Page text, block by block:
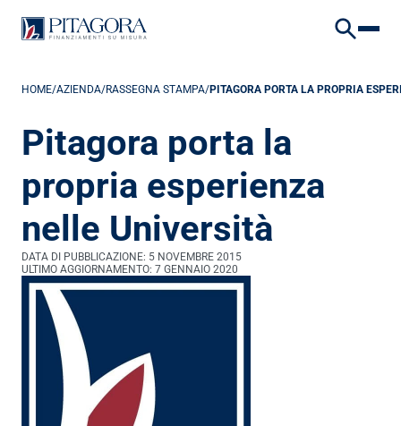
VAI AL CONTENUTO
VAI AL FOOTER
HOME/AZIENDA/RASSEGNA STAMPA/PITAGORA PORTA LA PROPRIA
Pitagora porta la
propria esperienza
nelle Università
DATA DI PUBBLICAZIONE: 5 NOVEMBRE 2015
ULTIMO AGGIORNAMENTO: 7 GENNAIO 2020